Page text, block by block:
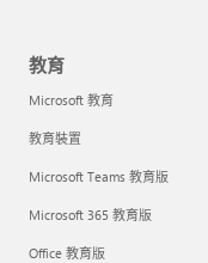
教育
Microsoft 教育
教育裝置
Microsoft Teams 教育版
Microsoft 365 教育版
Office 教育版